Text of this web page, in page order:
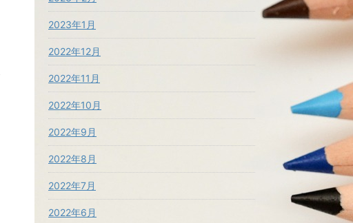
2023年1月
2022年12月
2022年11月
2022年10月
2022年9月
2022年8月
2022年7月
2022年6月